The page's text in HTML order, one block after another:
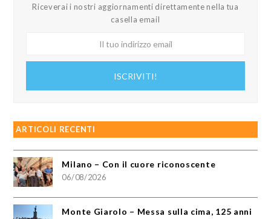
Riceverai i nostri aggiornamenti direttamente nella tua
casella email
ISCRIVITI!
ARTICOLI RECENTI
Milano – Con il cuore riconoscente
06/08/2026
Monte Giarolo – Messa sulla cima, 125 anni